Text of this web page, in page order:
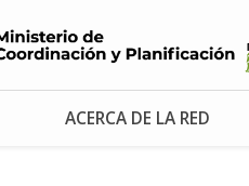
ACERCA DE LA RED